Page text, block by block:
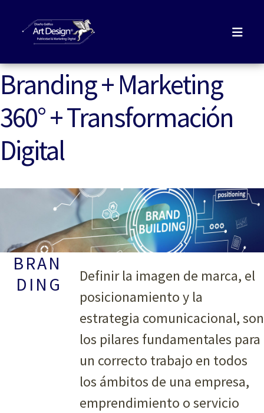
Branding + Marketing
360° + Transformación
Digital
BRAN
DING
Definir la imagen de marca, el
posicionamiento y la
estrategia comunicacional, son
los pilares fundamentales para
un correcto trabajo en todos
los ámbitos de una empresa,
emprendimiento o servicio